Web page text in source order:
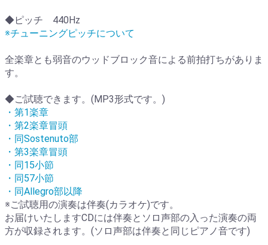
◆ピッチ 440Hz
※チューニングピッチについて
全楽章とも弱音のウッドブロック音による前拍打ちがありま
す。
◆ご試聴できます。(MP3形式です。)
・第1楽章
・第2楽章冒頭
・同Sostenuto部
・第3楽章冒頭
・同15小節
・同57小節
・同Allegro部以降
※ご試聴用の演奏は伴奏(カラオケ)です。
お届けいたしますCDには伴奏とソロ声部の入った演奏の両
方が収録されます。(ソロ声部は伴奏と同じピアノ音です)